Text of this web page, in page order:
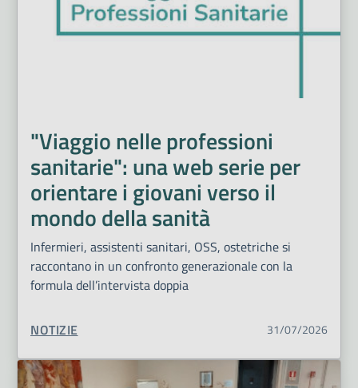
"Viaggio nelle professioni
sanitarie": una web serie per
orientare i giovani verso il
mondo della sanità
Infermieri, assistenti sanitari, OSS, ostetriche si
raccontano in un confronto generazionale con la
formula dell’intervista doppia
TIPO CONTENUTO:
NOTIZIE 31/07/2026